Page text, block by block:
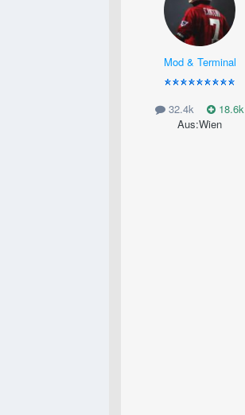
Mod & Terminal
32.4k
18.6k
Aus:Wien